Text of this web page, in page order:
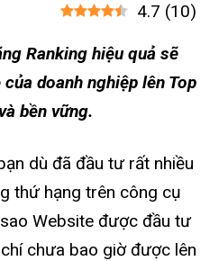
4.7 (10)
Ranking hiệu quả sẽ
doanh nghiệp lên Top
bền vững.
dù đã đầu tư rất nhiều
thứ hạng trên công cụ
Website được đầu tư
chưa bao giờ được lên